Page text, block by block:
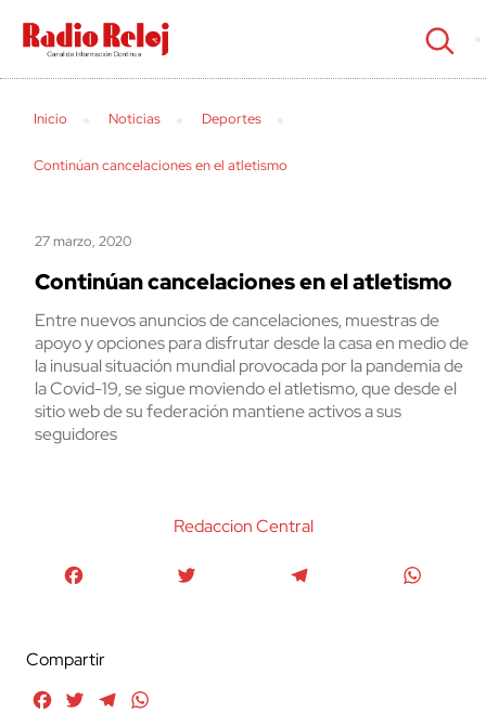
cerrar
Inicio Noticias Deportes
Continúan cancelaciones en el atletismo
27 marzo, 2020
Continúan cancelaciones en el atletismo
Entre nuevos anuncios de cancelaciones, muestras de
apoyo y opciones para disfrutar desde la casa en medio de
la inusual situación mundial provocada por la pandemia de
la Covid-19, se sigue moviendo el atletismo, que desde el
sitio web de su federación mantiene activos a sus
seguidores
Redaccion Central
Compartir
FacebookTwitterTelegram